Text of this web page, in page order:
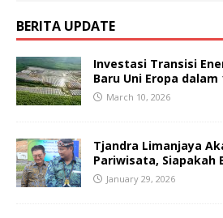
BERITA UPDATE
Investasi Transisi
Baru Uni Eropa
March 10, 2026
Tjandra Limanjaya
Pariwisata, Siapakah
January 29, 2026